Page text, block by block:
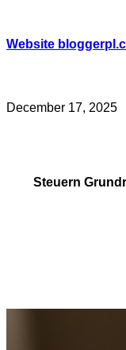
content
Website
December 17, 2025
Steuern